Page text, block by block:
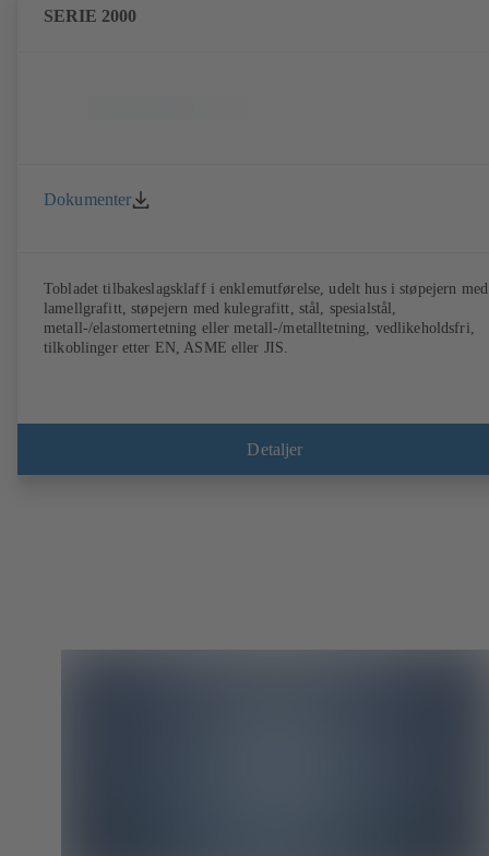
SERIE 2000
Dokumenter
Tobladet tilbakeslagsklaff i enklemutførelse, udelt hus i støpejern med
lamellgrafitt, støpejern med kulegrafitt, stål, spesialstål,
metall-/elastomertetning eller metall-/metalltetning, vedlikeholdsfri,
tilkoblinger etter EN, ASME eller JIS.
Detaljer